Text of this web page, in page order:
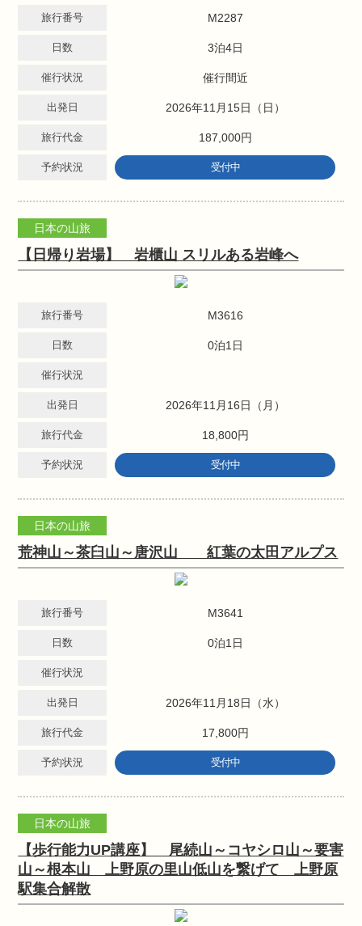
旅行番号 M2287
日数 3泊4日
催行状況 催行間近
出発日 2026年11月15日（日）
旅行代金 187,000円
予約状況 受付中
日本の山旅
【日帰り岩場】 岩櫃山 スリルある岩峰へ
旅行番号 M3616
日数 0泊1日
催行状況
出発日 2026年11月16日（月）
旅行代金 18,800円
予約状況 受付中
日本の山旅
荒神山～茶臼山～唐沢山 紅葉の太田アルプス
旅行番号 M3641
日数 0泊1日
催行状況
出発日 2026年11月18日（水）
旅行代金 17,800円
予約状況 受付中
日本の山旅
【歩行能力UP講座】 尾続山～コヤシロ山～要害
山～根本山 上野原の里山低山を繋げて 上野原
駅集合解散